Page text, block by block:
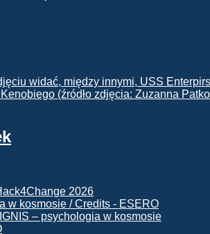
2026
– psychologia w kosmosie